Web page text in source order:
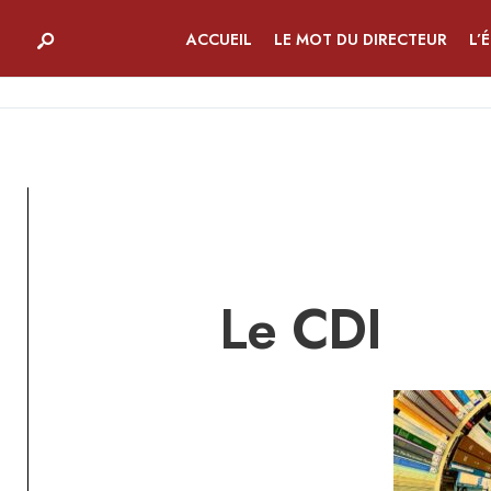
ACCUEIL LE MOT DU DIRECTEUR
Le CDI